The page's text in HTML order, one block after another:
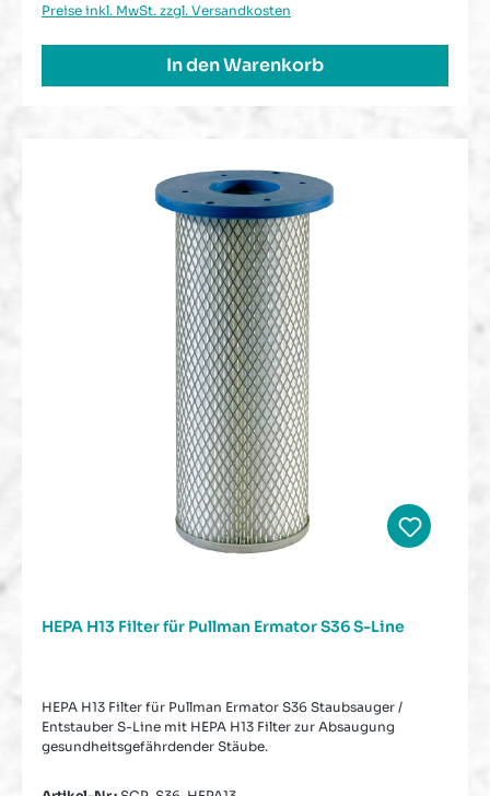
Preise inkl. MwSt. zzgl. Versandkosten
In den Warenkorb
HEPA H13 Filter für Pullman Ermator S36 S-Line
HEPA H13 Filter für Pullman Ermator S36 Staubsauger /
Entstauber S-Line mit HEPA H13 Filter zur Absaugung
gesundheitsgefährdender Stäube.